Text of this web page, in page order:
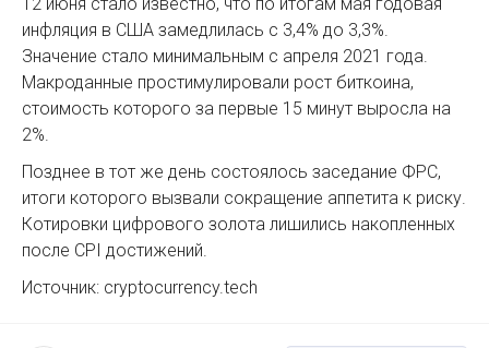
12 июня стало известно, что по итогам мая годовая
инфляция в США замедлилась с 3,4% до 3,3%.
Значение стало минимальным с апреля 2021 года.
Макроданные простимулировали рост биткоина,
стоимость которого за первые 15 минут выросла на
2%.
Позднее в тот же день состоялось заседание ФРС,
итоги которого вызвали сокращение аппетита к риску.
Котировки цифрового золота лишились накопленных
после CPI достижений.
Источник: cryptocurrency.tech